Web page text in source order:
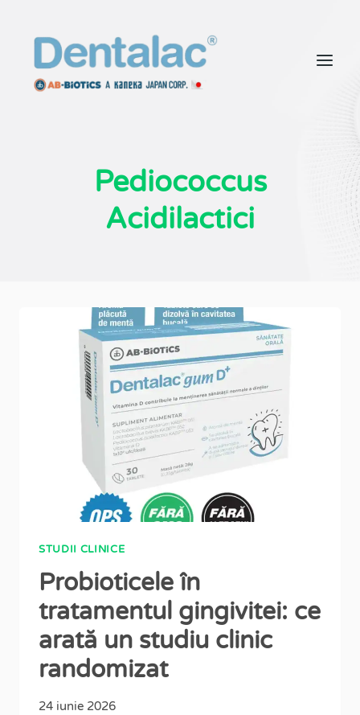
Pediococcus
Acidilactici
STUDII CLINICE
Probioticele în
tratamentul gingivitei: ce
arată un studiu clinic
randomizat
24 iunie 2026